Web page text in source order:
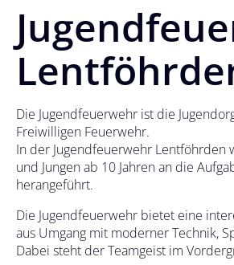
Die Jugendfeuerwehr ist die
Freiwilligen Feuerwehr.
In der Jugendfeuerwehr Lentföhrden
und Jungen ab 10 Jahren an die
herangeführt.
Die Jugendfeuerwehr bietet eine
aus Umgang mit moderner Technik,
Dabei steht der Teamgeist im